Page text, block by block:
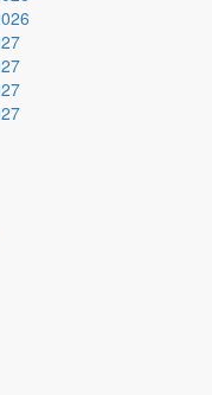
13/10/2012 âm lịch
Sao Trương, nạp âm
Hòa
Đạo trong ngày: